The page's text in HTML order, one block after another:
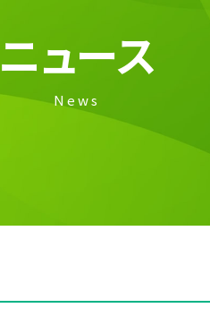
ニュース
News